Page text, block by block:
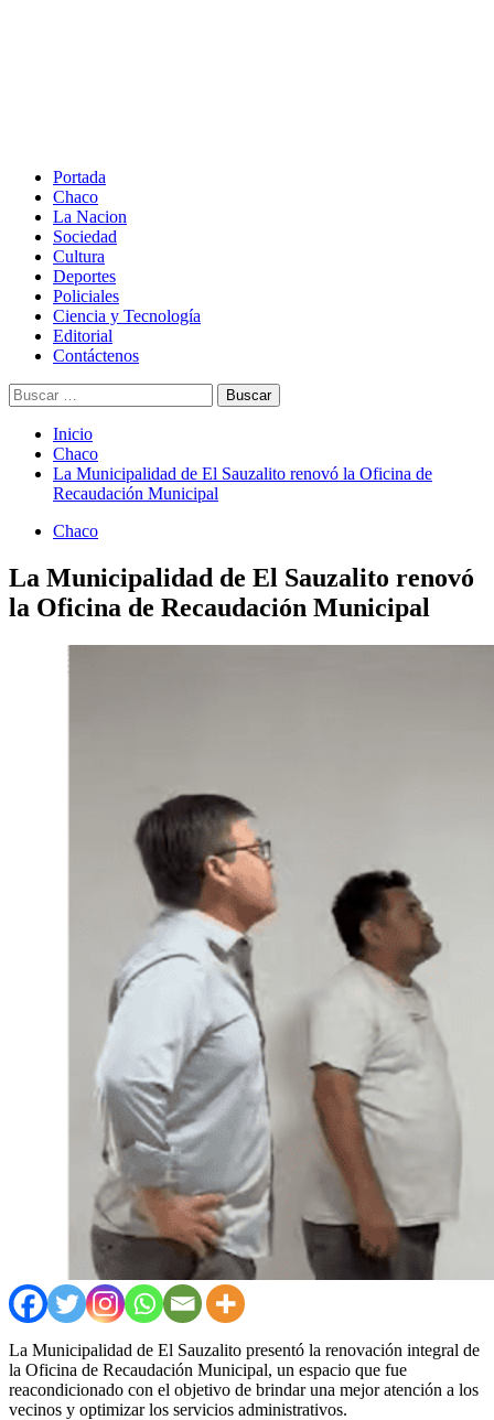
Portada
Chaco
La Nacion
Sociedad
Cultura
Deportes
Policiales
Ciencia y Tecnología
Editorial
Contáctenos
Buscar:
Inicio
Chaco
La Municipalidad de El Sauzalito renovó la Oficina de
Recaudación Municipal
Chaco
La Municipalidad de El Sauzalito renovó
la Oficina de Recaudación Municipal
La Municipalidad de El Sauzalito presentó la renovación integral de
la Oficina de Recaudación Municipal, un espacio que fue
reacondicionado con el objetivo de brindar una mejor atención a los
vecinos y optimizar los servicios administrativos.